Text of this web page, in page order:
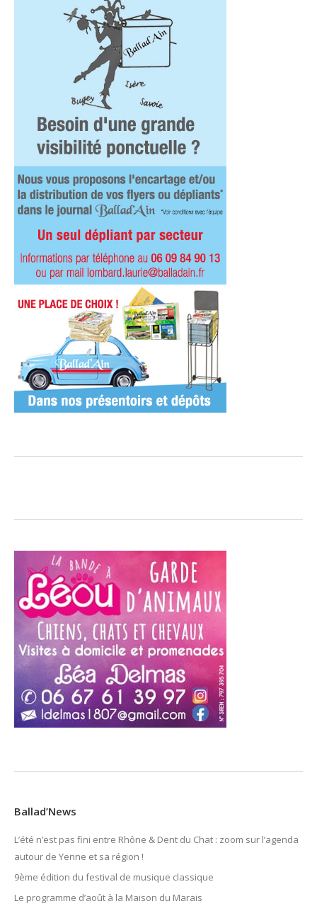
Ballad’News
L’été n’est pas fini entre Rhône & Dent du Chat : zoom sur l’agenda
autour de Yenne et sa région !
9ème édition du festival de musique classique
Le programme d’août à la Maison du Marais